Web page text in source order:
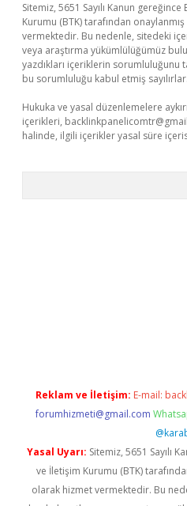
Sitemiz, 5651 Sayılı Kanun
Kurumu (BTK) tarafından
vermektedir. Bu nedenle, sitedeki
veya araştırma yükümlülüğümüz
yazdıkları içeriklerin sorumluluğunu
bu sorumluluğu kabul etmiş sayılırlar.
Hukuka ve yasal düzenlemelere
içerikleri,
halinde, ilgili içerikler yasal süre
Reklam ve İletişim: E-mail:
forumhizmeti@gmail.com
Yasal Uyarı: Sitemiz, 5651 Sayılı
ve İletişim Kurumu (BTK)
olarak hizmet vermektedir. Bu